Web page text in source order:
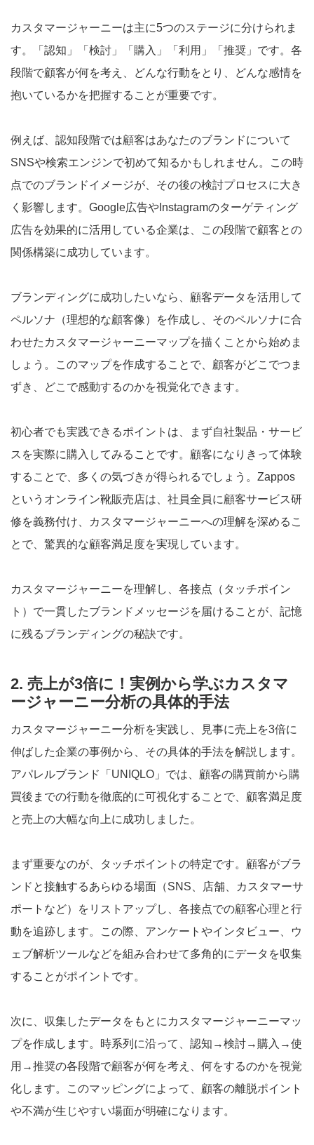
カスタマージャーニーは主に5つのステージに分けられま
す。「認知」「検討」「購入」「利用」「推奨」です。各
段階で顧客が何を考え、どんな行動をとり、どんな感情を
抱いているかを把握することが重要です。
例えば、認知段階では顧客はあなたのブランドについて
SNSや検索エンジンで初めて知るかもしれません。この時
点でのブランドイメージが、その後の検討プロセスに大き
く影響します。Google広告やInstagramのターゲティング
広告を効果的に活用している企業は、この段階で顧客との
関係構築に成功しています。
ブランディングに成功したいなら、顧客データを活用して
ペルソナ（理想的な顧客像）を作成し、そのペルソナに合
わせたカスタマージャーニーマップを描くことから始めま
しょう。このマップを作成することで、顧客がどこでつま
ずき、どこで感動するのかを視覚化できます。
初心者でも実践できるポイントは、まず自社製品・サービ
スを実際に購入してみることです。顧客になりきって体験
することで、多くの気づきが得られるでしょう。Zappos
というオンライン靴販売店は、社員全員に顧客サービス研
修を義務付け、カスタマージャーニーへの理解を深めるこ
とで、驚異的な顧客満足度を実現しています。
カスタマージャーニーを理解し、各接点（タッチポイン
ト）で一貫したブランドメッセージを届けることが、記憶
に残るブランディングの秘訣です。
2. 売上が3倍に！実例から学ぶカスタマ
ージャーニー分析の具体的手法
カスタマージャーニー分析を実践し、見事に売上を3倍に
伸ばした企業の事例から、その具体的手法を解説します。
アパレルブランド「UNIQLO」では、顧客の購買前から購
買後までの行動を徹底的に可視化することで、顧客満足度
と売上の大幅な向上に成功しました。
まず重要なのが、タッチポイントの特定です。顧客がブラ
ンドと接触するあらゆる場面（SNS、店舗、カスタマーサ
ポートなど）をリストアップし、各接点での顧客心理と行
動を追跡します。この際、アンケートやインタビュー、ウ
ェブ解析ツールなどを組み合わせて多角的にデータを収集
することがポイントです。
次に、収集したデータをもとにカスタマージャーニーマッ
プを作成します。時系列に沿って、認知→検討→購入→使
用→推奨の各段階で顧客が何を考え、何をするのかを視覚
化します。このマッピングによって、顧客の離脱ポイント
や不満が生じやすい場面が明確になります。